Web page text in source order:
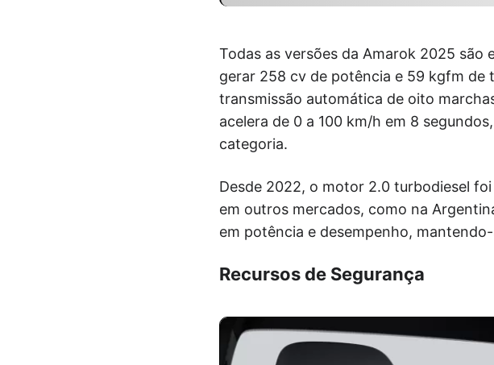
Todas as versões da Amarok 2025
gerar 258 cv de potência e 59 kgfm de
transmissão automática de oito
acelera de 0 a 100 km/h em 8
categoria.
Desde 2022, o motor 2.0 turbodiesel
em outros mercados, como na
em potência e desempenho,
Recursos de Segurança